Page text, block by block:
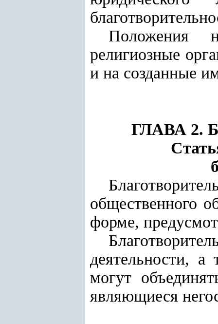
Положения
религиозные
и на созданные
ГЛАВА 2.
общественного
форме,
деятельности,
могут
являющиеся